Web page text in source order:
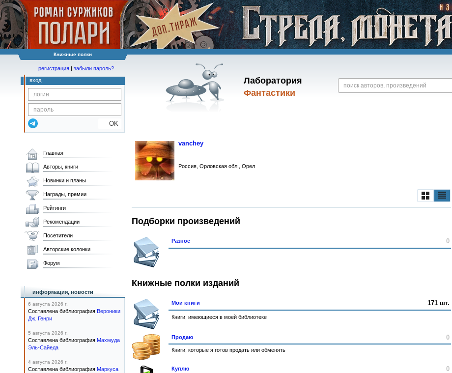
Книжные полки
Лаборатория
Фантастики
регистрация | забыли пароль?
вход
OK
vanchey
Россия, Орловская обл., Орел
Подборки произведений
Разное 0
Книжные полки изданий
Мои книги 171 шт.
Книги, имеющиеся в моей библиотеке
Продаю 0
Книги, которые я готов продать или обменять
Куплю 0
Главная
Авторы, книги
Новинки и планы
Награды, премии
Рейтинги
Рекомендации
Посетители
Авторские колонки
Форум
информация, новости
6 августа 2026 г.
Составлена библиография Вероники
Дж. Генри
5 августа 2026 г.
Составлена библиография Махмуда
Эль-Сайеда
4 августа 2026 г.
Составлена библиография Маркуса